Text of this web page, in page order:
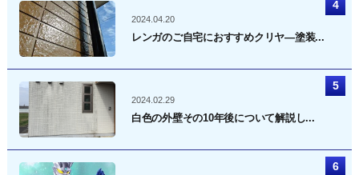
2024.04.20
レンガのご自宅におすすめクリヤ―塗装...
2024.02.29
白色の外壁その10年後について解説し...